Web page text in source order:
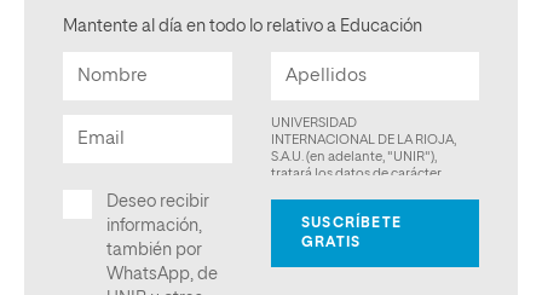
Mantente al día en todo lo relativo a Educación